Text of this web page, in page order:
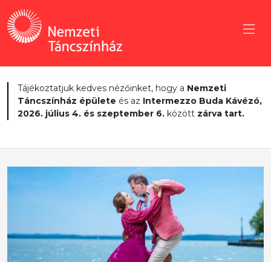
Tájékoztatjuk kedves nézőinket, hogy a Nemzeti
Táncszínház épülete és az Intermezzo Buda Kávézó,
2026. július 4. és szeptember 6. között zárva tart.